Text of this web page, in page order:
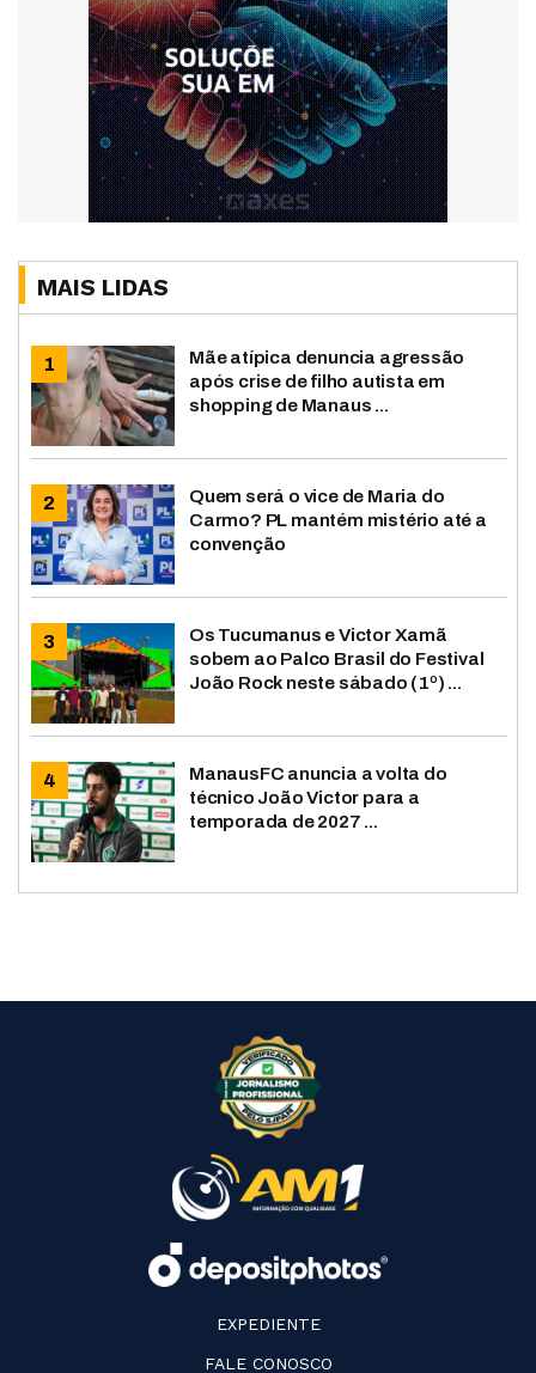
MAIS LIDAS
Mãe atípica denuncia agressão
após crise de filho autista em
shopping de Manaus ...
Quem será o vice de Maria do
Carmo? PL mantém mistério até a
convenção
Os Tucumanus e Victor Xamã
sobem ao Palco Brasil do Festival
João Rock neste sábado (1º) ...
ManausFC anuncia a volta do
técnico João Victor para a
temporada de 2027 ...
EXPEDIENTE
FALE CONOSCO